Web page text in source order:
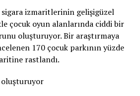
not supported or source(s)
wp-
Bu nedenle adam hakkında
suçundan ceza verildi.
tutukluluğunda kaldı
ceza şartlı olarak hükme bağlandı.
sigara izmaritlerinin gelişigüzel
çocuk oyun alanlarında ciddi bir
oluşturuyor. Bir araştırmaya
170 çocuk parkının yüzde
rastlandı.
oluşturuyor